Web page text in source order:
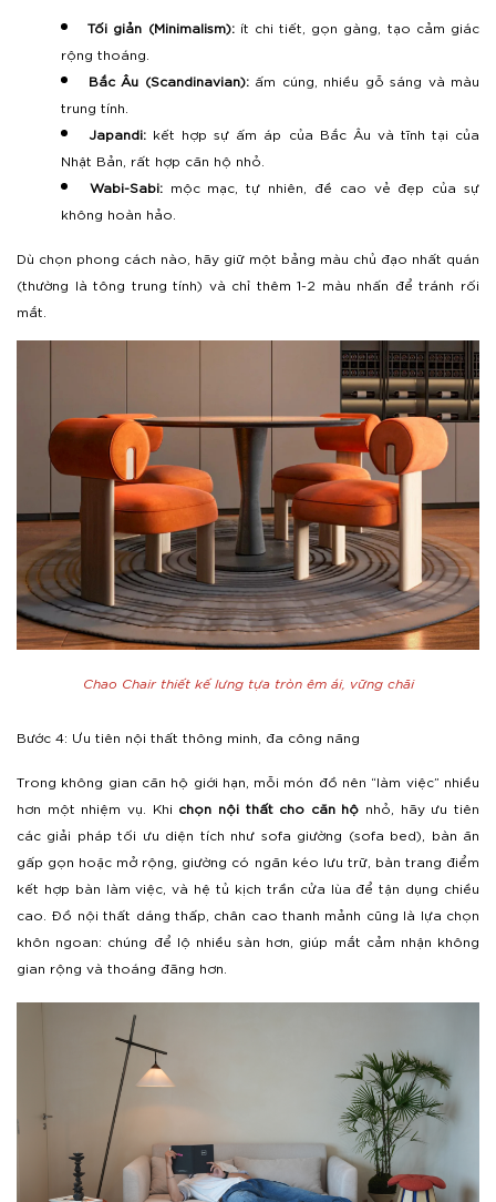
Tối giản (Minimalism):ít chi tiết, gọn gàng, tạo cảm giác
rộng thoáng.
Bắc Âu (Scandinavian):ấm cúng, nhiều gỗ sáng và màu
trung tính.
Japandi: kết hợp sự ấm áp của Bắc Âu và tĩnh tại của
Nhật Bản, rất hợp căn hộ nhỏ.
Wabi-Sabi:mộc mạc, tự nhiên, đề cao vẻ đẹp của sự
không hoàn hảo.
Dù chọn phong cách nào, hãy giữ một bảng màu chủ đạo nhất quán
(thường là tông trung tính) và chỉ thêm 1-2 màu nhấn để tránh rối
mắt.
Chao Chair thiết kế lưng tựa tròn êm ái, vững chãi
Bước 4: Ưu tiên nội thất thông minh, đa công năng
Trong không gian căn hộ giới hạn, mỗi món đồ nên “làm việc” nhiều
hơn một nhiệm vụ. Khi chọn nội thất cho căn hộ nhỏ, hãy ưu tiên
các giải pháp tối ưu diện tích như sofa giường (sofa bed), bàn ăn
gấp gọn hoặc mở rộng, giường có ngăn kéo lưu trữ, bàn trang điểm
kết hợp bàn làm việc, và hệ tủ kịch trần cửa lùa để tận dụng chiều
cao. Đồ nội thất dáng thấp, chân cao thanh mảnh cũng là lựa chọn
khôn ngoan: chúng để lộ nhiều sàn hơn, giúp mắt cảm nhận không
gian rộng và thoáng đãng hơn.